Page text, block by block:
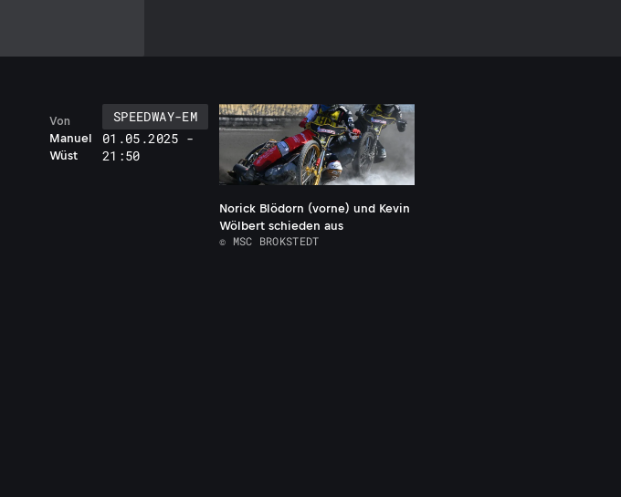
Manuel
Wüst
Von
SPEEDWAY-EM
01.05.2025 -
21:50
Norick Blödorn (vorne) und Kevin
Wölbert schieden aus
© MSC BROKSTEDT